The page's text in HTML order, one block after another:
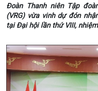
Đoàn Thanh niên Tập
(VRG) vừa vinh dự đón
tại Đại hội lần thứ VIII,